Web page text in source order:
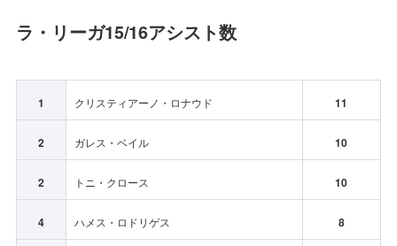
ラ・リーガ15/16アシスト数
1 クリスティアーノ・ロナウド 11
2 ガレス・ベイル 10
2 トニ・クロース 10
4 ハメス・ロドリゲス 8